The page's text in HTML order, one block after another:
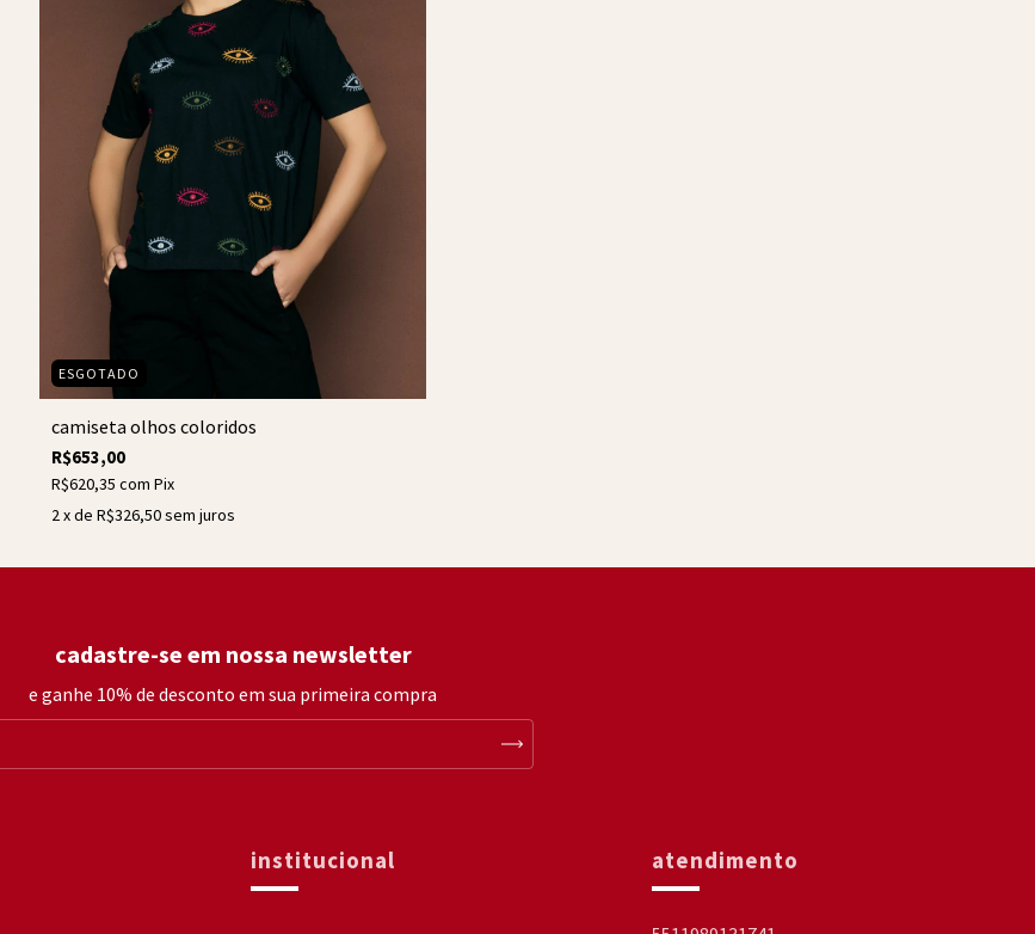
ESGOTADO
camiseta olhos coloridos
R$653,00
R$620,35 com Pix
2x de R$326,50sem juros
cadastre-se em nossa newsletter
e ganhe 10% de desconto em sua primeira compra
institucional atendimento